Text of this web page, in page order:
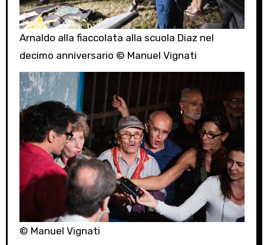
Arnaldo alla fiaccolata alla scuola Diaz nel
decimo anniversario © Manuel Vignati
© Manuel Vignati